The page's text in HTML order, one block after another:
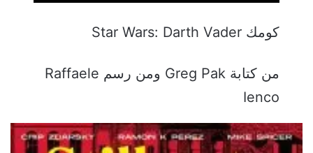
كومك Star Wars: Darth Vader
من كتابة Greg Pak ومن رسم Raffaele
Ienco